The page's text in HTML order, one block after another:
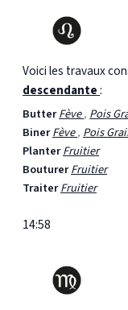
Voici les travaux
descendante:
ButterFève,Pois
BinerFève,Pois
PlanterFruitier
BouturerFruitier
TraiterFruitier
14:58